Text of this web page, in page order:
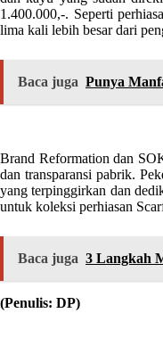
1.400.000,-. Seperti
lima kali lebih besar dari
Baca juga Punya
Brand Reformation dan
dan transparansi pabrik.
yang terpinggirkan dan
untuk koleksi perhiasan
Baca juga 3 Langkah
(Penulis: DP)